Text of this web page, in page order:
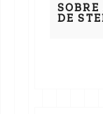
DE